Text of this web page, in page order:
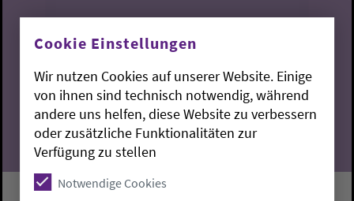
09
08.2026
Cookie Einstellungen
Wir nutzen Cookies auf unserer Website. Einige
von ihnen sind technisch notwendig, während
andere uns helfen, diese Website zu verbessern
oder zusätzliche Funktionalitäten zur
Verfügung zu stellen
Notwendige Cookies